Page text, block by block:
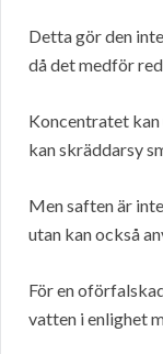
Detta gör den
då det medför
Koncentratet
kan skräddarsy
Men saften är
utan kan också
För en
vatten i enlighet